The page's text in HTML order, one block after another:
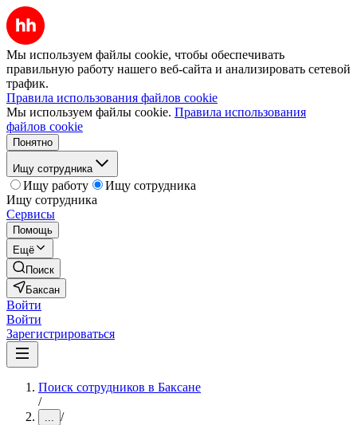
Мы используем файлы cookie, чтобы обеспечивать
правильную работу нашего веб-сайта и анализировать сетевой
трафик.
Правила использования файлов cookie
Мы используем файлы cookie. Правила использования
файлов cookie
Понятно
Ищу сотрудника
Ищу работу
Ищу сотрудника
Ищу сотрудника
Сервисы
Помощь
Ещё
Поиск
Баксан
Войти
Войти
Зарегистрироваться
Поиск сотрудников в Баксане
/
... /